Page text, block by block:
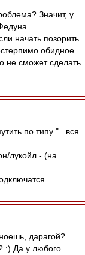
Значит, у
начать позорить
обидное
не сможет сделать
по типу "...вся
лукойл - (на
дарагой?
:) Да у любого